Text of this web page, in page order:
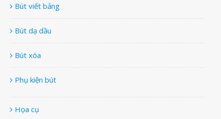
Bút viết bảng
Bút dạ dầu
Bút xóa
Phụ kiện bút
Họa cụ